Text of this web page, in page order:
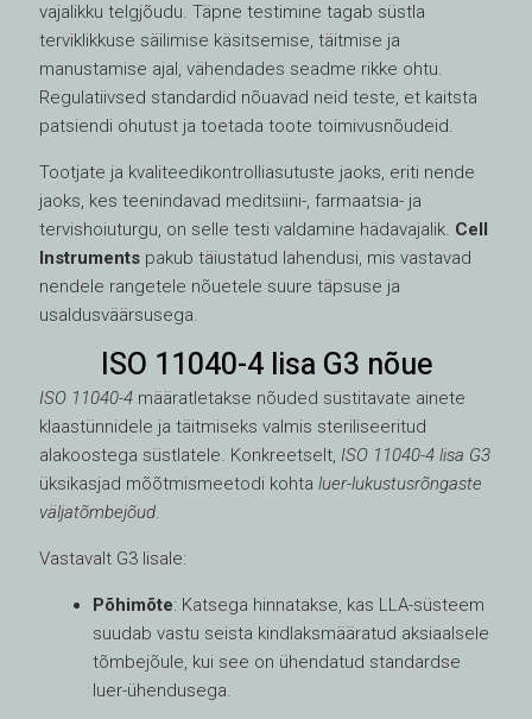
vajalikku telgjõudu. Täpne testimine tagab süstla
terviklikkuse säilimise käsitsemise, täitmise ja
manustamise ajal, vähendades seadme rikke ohtu.
Regulatiivsed standardid nõuavad neid teste, et kaitsta
patsiendi ohutust ja toetada toote toimivusnõudeid.
Tootjate ja kvaliteedikontrolliasutuste jaoks, eriti nende
jaoks, kes teenindavad meditsiini-, farmaatsia- ja
tervishoiuturgu, on selle testi valdamine hädavajalik. Cell
Instruments pakub täiustatud lahendusi, mis vastavad
nendele rangetele nõuetele suure täpsuse ja
usaldusväärsusega.
ISO 11040-4 lisa G3 nõue
ISO 11040-4 määratletakse nõuded süstitavate ainete
klaastünnidele ja täitmiseks valmis steriliseeritud
alakoostega süstlatele. Konkreetselt,ISO 11040-4 lisa G3
üksikasjad mõõtmismeetodi kohtaluer-lukustusrõngaste
väljatõmbejõud.
Vastavalt G3 lisale:
Põhimõte: Katsega hinnatakse, kas LLA-süsteem
suudab vastu seista kindlaksmääratud aksiaalsele
tõmbejõule, kui see on ühendatud standardse
luer-ühendusega.